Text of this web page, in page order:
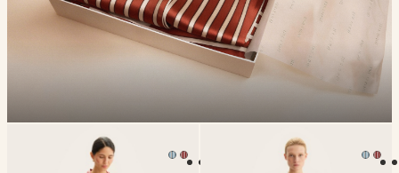
Классическая пижама CamilleКлассическая пижама